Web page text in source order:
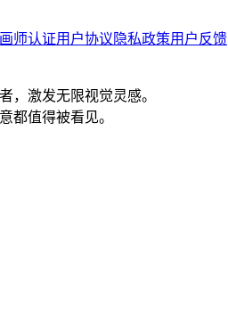
画师认证用户协议 隐私政策用户反馈
，激发无限视觉灵感。
都值得被看见。